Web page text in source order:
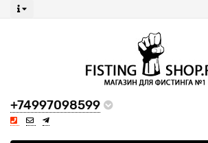
+74997098599